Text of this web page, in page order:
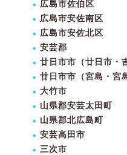
広島市佐伯区
広島市安佐南区
広島市安佐北区
安芸郡
廿日市市（廿日市・
廿日市市（宮島・宮
大竹市
山県郡安芸太田町
山県郡北広島町
安芸高田市
三次市